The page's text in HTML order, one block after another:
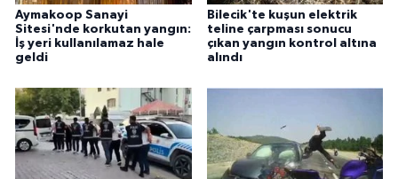
Aymakoop Sanayi
Sitesi'nde korkutan yangın:
İş yeri kullanılamaz hale
geldi
Bilecik'te kuşun elektrik
teline çarpması sonucu
çıkan yangın kontrol altına
alındı